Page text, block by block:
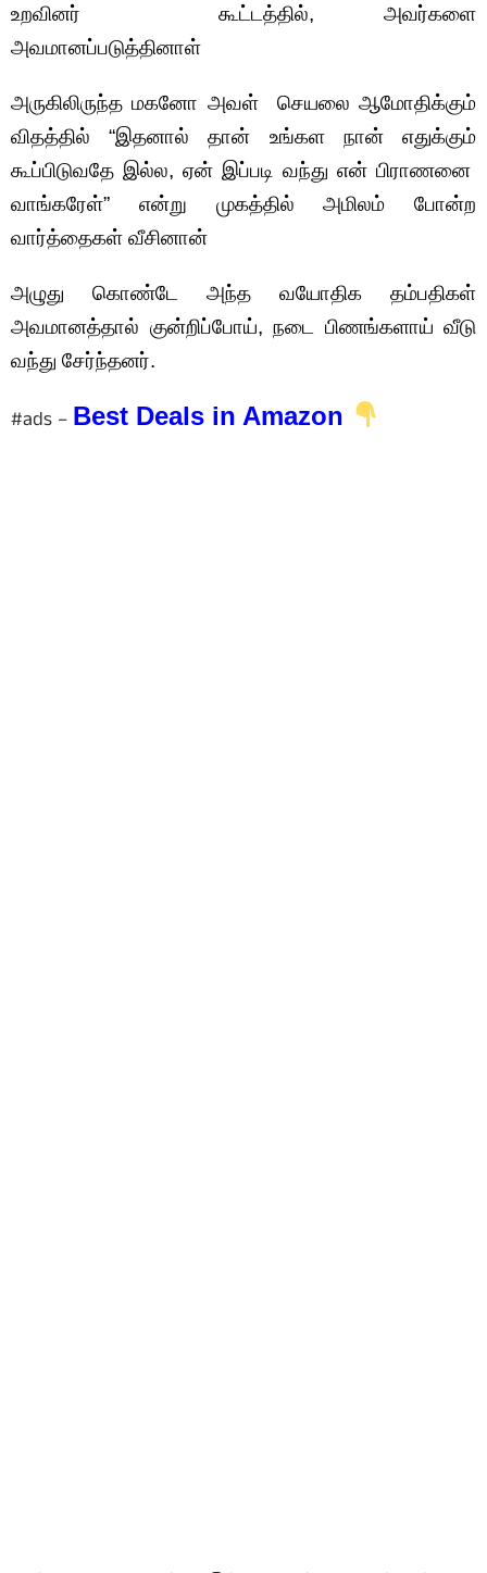
உறவினர் கூட்டத்தில், அவர்களை
அவமானப்படுத்தினாள்
அருகிலிருந்த மகனோ அவள் செயலை ஆமோதிக்கும்
விதத்தில் “இதனால் தான் உங்கள நான் எதுக்கும்
கூப்பிடுவதே இல்ல, ஏன் இப்படி வந்து என் பிராணனை
வாங்கரேள்” என்று முகத்தில் அமிலம் போன்ற
வார்த்தைகள் வீசினான்
அழுது கொண்டே அந்த வயோதிக தம்பதிகள்
அவமானத்தால் குன்றிப்போய், நடை பிணங்களாய் வீடு
வந்து சேர்ந்தனர்.
#ads – Best Deals in Amazon